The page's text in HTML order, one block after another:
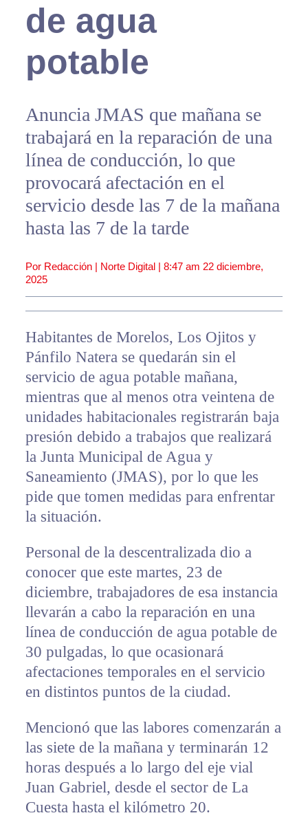
de agua
potable
Anuncia JMAS que mañana se
trabajará en la reparación de una
línea de conducción, lo que
provocará afectación en el
servicio desde las 7 de la mañana
hasta las 7 de la tarde
Por Redacción | Norte Digital | 8:47 am 22 diciembre,
2025
Habitantes de Morelos, Los Ojitos y
Pánfilo Natera se quedarán sin el
servicio de agua potable mañana,
mientras que al menos otra veintena de
unidades habitacionales registrarán baja
presión debido a trabajos que realizará
la Junta Municipal de Agua y
Saneamiento (JMAS), por lo que les
pide que tomen medidas para enfrentar
la situación.
Personal de la descentralizada dio a
conocer que este martes, 23 de
diciembre, trabajadores de esa instancia
llevarán a cabo la reparación en una
línea de conducción de agua potable de
30 pulgadas, lo que ocasionará
afectaciones temporales en el servicio
en distintos puntos de la ciudad.
Mencionó que las labores comenzarán a
las siete de la mañana y terminarán 12
horas después a lo largo del eje vial
Juan Gabriel, desde el sector de La
Cuesta hasta el kilómetro 20.